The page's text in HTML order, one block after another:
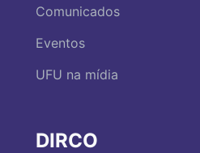
Comunicados
Eventos
UFU na mídia
DIRCO